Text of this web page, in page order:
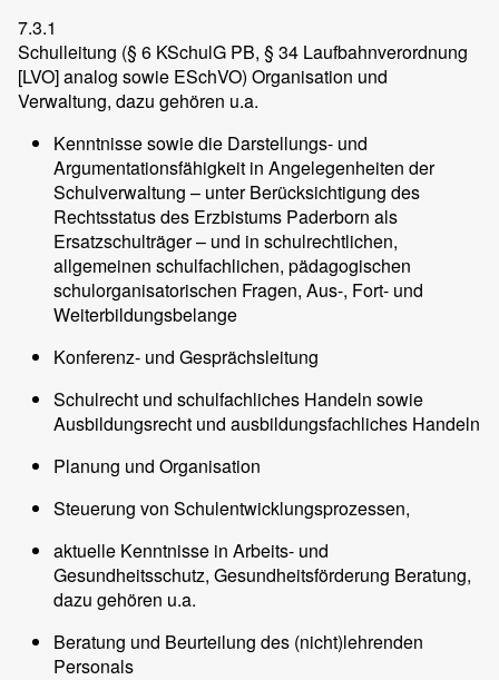
7.3.1
Schulleitung (§ 6 KSchulG PB, § 34 Laufbahnverordnung
[LVO] analog sowie ESchVO) Organisation und
Verwaltung, dazu gehören u.a.
Kenntnisse sowie die Darstellungs- und
Argumentationsfähigkeit in Angelegenheiten der
Schulverwaltung – unter Berücksichtigung des
Rechtsstatus des Erzbistums Paderborn als
Ersatzschulträger – und in schulrechtlichen,
allgemeinen schulfachlichen, pädagogischen
schulorganisatorischen Fragen, Aus-, Fort- und
Weiterbildungsbelange
Konferenz- und Gesprächsleitung
Schulrecht und schulfachliches Handeln sowie
Ausbildungsrecht und ausbildungsfachliches Handeln
Planung und Organisation
Steuerung von Schulentwicklungsprozessen,
aktuelle Kenntnisse in Arbeits- und
Gesundheitsschutz, Gesundheitsförderung Beratung,
dazu gehören u.a.
Beratung und Beurteilung des (nicht)lehrenden
Personals